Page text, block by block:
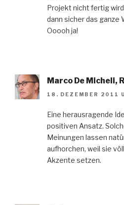
Projekt nicht fertig
dann sicher das ganze
Ooooh ja!
Marco De Micheli,
18. DEZEMBER 2011
Eine herausragende
positiven Ansatz.
Meinungen lassen
aufhorchen, weil sie
Akzente setzen.